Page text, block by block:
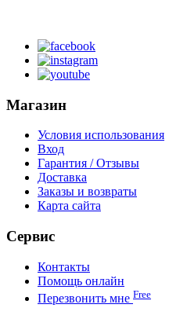
Магазин
Условия использования
Вход
Гарантия / Отзывы
Доставка
Заказы и возвраты
Карта сайта
Сервис
Контакты
Помощь онлайн
Перезвонить мне Free